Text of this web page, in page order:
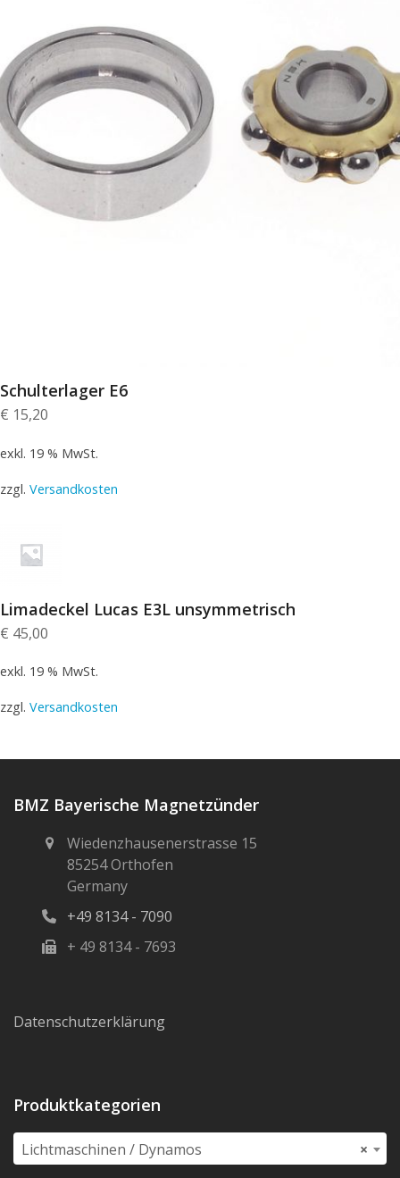
Schulterlager E6
€ 15,20
exkl. 19 % MwSt.
zzgl. Versandkosten
Limadeckel Lucas E3L unsymmetrisch
€ 45,00
exkl. 19 % MwSt.
zzgl. Versandkosten
BMZ Bayerische Magnetzünder
Wiedenzhausenerstrasse 15
85254 Orthofen
Germany
+49 8134 - 7090
+ 49 8134 - 7693
Datenschutzerklärung
Produktkategorien
×
Lichtmaschinen / Dynamos